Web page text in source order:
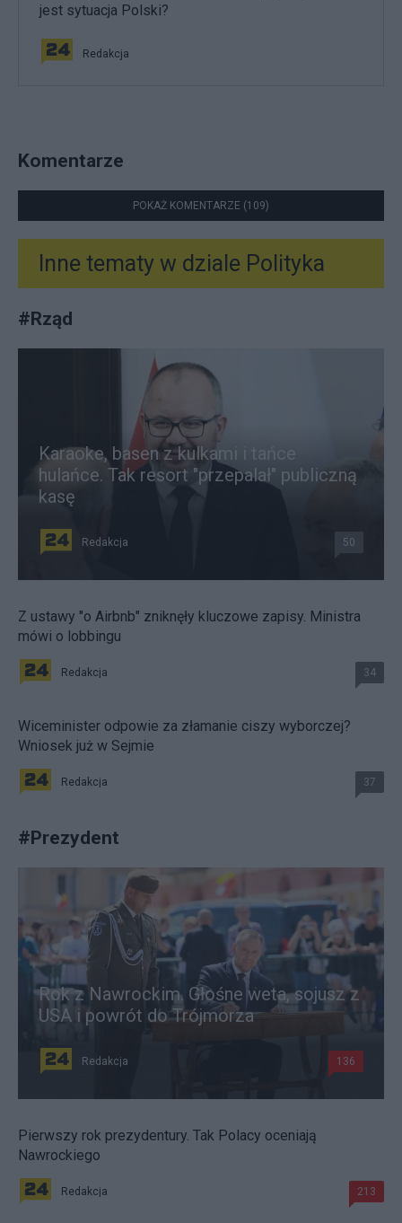
jest sytuacja Polski?
Redakcja
Komentarze
POKAŻ KOMENTARZE (109)
Inne tematy w dziale Polityka
#Rząd
Karaoke, basen z kulkami i tańce
hulańce. Tak resort "przepalał" publiczną
kasę
Redakcja 50
Z ustawy "o Airbnb" zniknęły kluczowe zapisy. Ministra
mówi o lobbingu
Redakcja 34
Wiceminister odpowie za złamanie ciszy wyborczej?
Wniosek już w Sejmie
Redakcja 37
#Prezydent
Rok z Nawrockim. Głośne weta, sojusz z
USA i powrót do Trójmorza
Redakcja 136
Pierwszy rok prezydentury. Tak Polacy oceniają
Nawrockiego
Redakcja 213